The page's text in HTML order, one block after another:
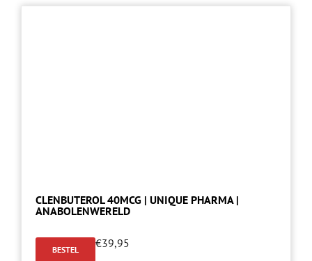
CLENBUTEROL 40MCG | UNIQUE PHARMA |
ANABOLENWERELD
BESTEL €39,95